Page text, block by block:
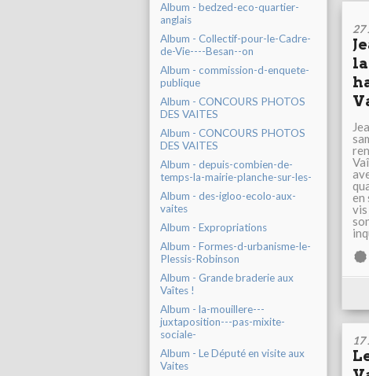
Album - bedzed-eco-quartier-
anglais
Album - Collectif-pour-le-Cadre-
de-Vie----Besan--on
Album - commission-d-enquete-
publique
Album - CONCOURS PHOTOS
DES VAITES
Album - CONCOURS PHOTOS
DES VAITES
Album - depuis-combien-de-
temps-la-mairie-planche-sur-les-
Album - des-igloo-ecolo-aux-
vaites
Album - Expropriations
Album - Formes-d-urbanisme-le-
Plessis-Robinson
Album - Grande braderie aux
Vaîtes !
Album - la-mouillere---
juxtaposition---pas-mixite-
sociale-
Album - Le Député en visite aux
Vaites
27
en
vis
17